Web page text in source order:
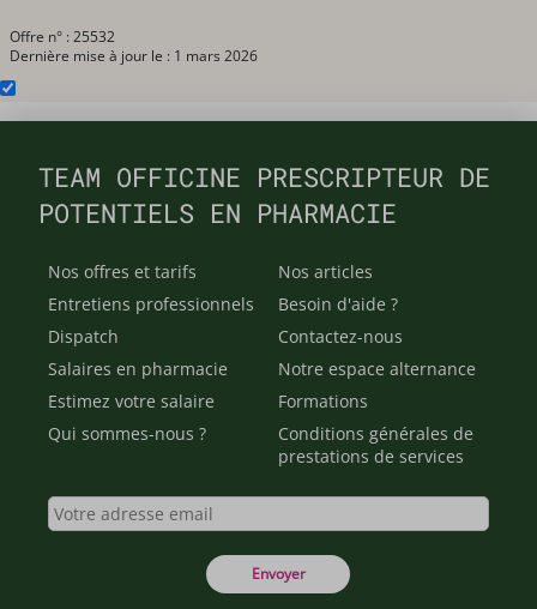
Offre n° : 25532
Dernière mise à jour le : 1 mars 2026
TEAM OFFICINE PRESCRIPTEUR DE
POTENTIELS EN PHARMACIE
Nos offres et tarifs
Entretiens professionnels
Dispatch
Salaires en pharmacie
Estimez votre salaire
Qui sommes-nous ?
Nos articles
Besoin d'aide ?
Contactez-nous
Notre espace alternance
Formations
Conditions générales de
prestations de services
Envoyer